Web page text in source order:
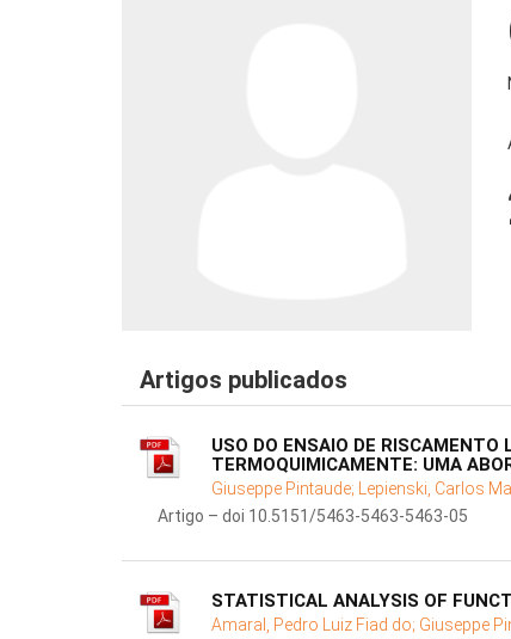
Artigos publicados
USO DO ENSAIO DE RISCAMENTO
TERMOQUIMICAMENTE: UMA
Giuseppe Pintaude;
Lepienski, Carlos
Artigo – doi 10.5151/5463-5463-5463-05
STATISTICAL ANALYSIS OF
Amaral, Pedro Luiz Fiad do; Giuseppe